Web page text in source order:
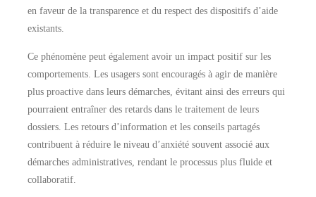
en faveur de la transparence et du respect des dispositifs d’aide
existants.
Ce phénomène peut également avoir un impact positif sur les
comportements. Les usagers sont encouragés à agir de manière
plus proactive dans leurs démarches, évitant ainsi des erreurs qui
pourraient entraîner des retards dans le traitement de leurs
dossiers. Les retours d’information et les conseils partagés
contribuent à réduire le niveau d’anxiété souvent associé aux
démarches administratives, rendant le processus plus fluide et
collaboratif.